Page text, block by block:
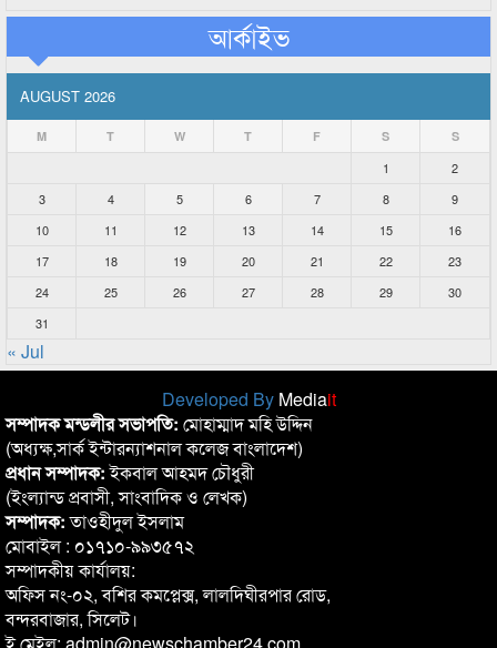
আর্কাইভ
AUGUST 2026
M T W T F S S
1
2
3
4 5 6 7 8
9
10
11 12 13 14 15
16
17
18 19 20 21 22
23
24
25 26 27 28 29
30
31
« Jul
Developed By Mediait
সম্পাদক মন্ডলীর সভাপতি: মোহাম্মাদ মহি উদ্দিন
(অধ্যক্ষ,সার্ক ইন্টারন্যাশনাল কলেজ বাংলাদেশ)
প্রধান সম্পাদক:ইকবাল আহমদ চৌধুরী
(ইংল্যান্ড প্রবাসী, সাংবাদিক ও লেখক)
সম্পাদক:তাওহীদুল ইসলাম
মোবাইল : ০১৭১০-৯৯৩৫৭২
সম্পাদকীয় কার্যালয়:
অফিস নং-০২, বশির কমপ্লেক্স, লালদিঘীরপার রোড,
বন্দরবাজার, সিলেট।